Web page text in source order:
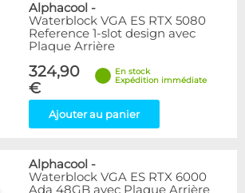
Alphacool -
Waterblock VGA ES RTX 5080
Reference 1-slot design avec
Plaque Arrière
324,90
€
En stock
Expédition immédiate
Ajouter au panier
Alphacool -
Waterblock VGA ES RTX 6000
Ada 48GB avec Plaque Arrière